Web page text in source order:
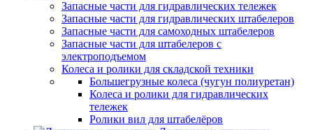
Запасные части для гидравлических тележек
Запасные части для гидравлических штабелеров
Запасные части для самоходных штабелеров
Запасные части для штабелеров с
электроподъемом
Колеса и ролики для складской техники
Большегрузные колеса (чугун полиуретан)
Колеса и ролики для гидравлических
тележек
Ролики вил для штабелёров